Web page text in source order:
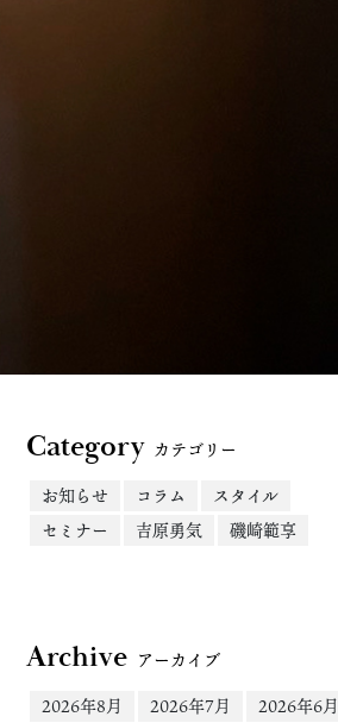
Categoryカテゴリー
お知らせ
コラム
スタイル
セミナー
吉原勇気 磯崎範享
Archive アーカイブ
2026年8月
2026年7月
2026年6月